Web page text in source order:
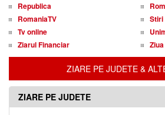
Republica
RomaniaTV
Stiri
Tv online
Ziarul Financiar
ZIARE PE JUDETE &
ZIARE PE JUDETE